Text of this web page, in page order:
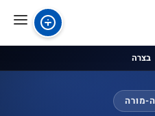
בצרה
מורה